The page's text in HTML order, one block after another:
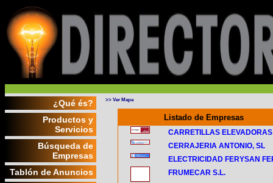
¿Qué és?
Productos y
Servicios
Búsqueda de
Empresas
Tablón de Anuncios
>> Ver Mapa
Listado de Empresas
CARRETILLAS
CERRAJERIA ANTONIO, SL
ELECTRICIDAD FERYSAN
FRUMECAR S.L.